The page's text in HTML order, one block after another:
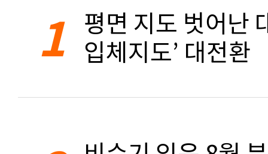
1 평면 지도 벗어난
입체지도’ 대전환